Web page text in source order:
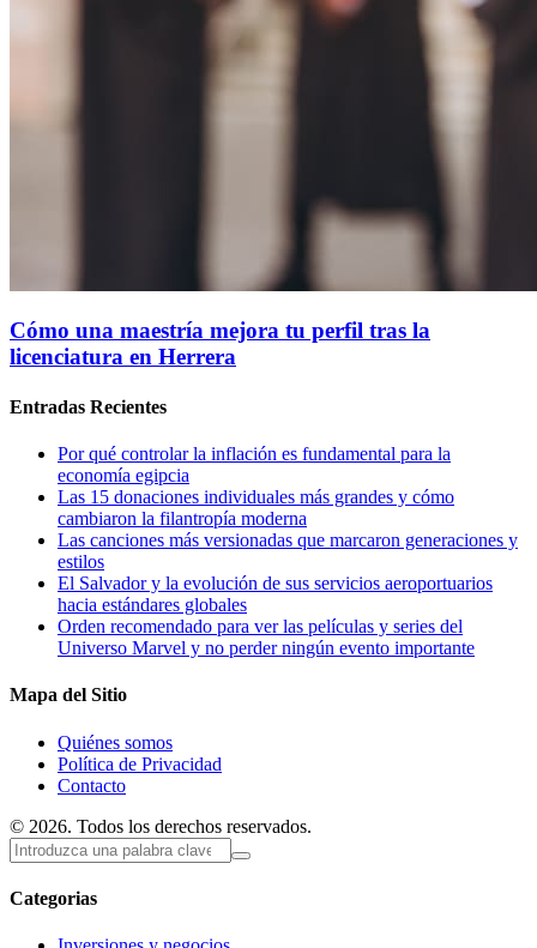
Cómo una maestría mejora tu perfil tras la
licenciatura en Herrera
Entradas Recientes
Por qué controlar la inflación es fundamental para la
economía egipcia
Las 15 donaciones individuales más grandes y cómo
cambiaron la filantropía moderna
Las canciones más versionadas que marcaron generaciones y
estilos
El Salvador y la evolución de sus servicios aeroportuarios
hacia estándares globales
Orden recomendado para ver las películas y series del
Universo Marvel y no perder ningún evento importante
Mapa del Sitio
Quiénes somos
Política de Privacidad
Contacto
© 2026. Todos los derechos reservados.
Categorias